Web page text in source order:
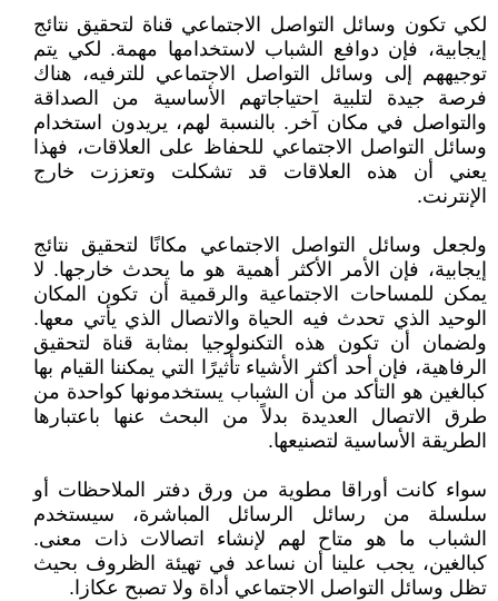
لكي تكون وسائل التواصل الاجتماعي قناة لتحقيق نتائج
إيجابية، فإن دوافع الشباب لاستخدامها مهمة. لكي يتم
توجيههم إلى وسائل التواصل الاجتماعي للترفيه، هناك
فرصة جيدة لتلبية احتياجاتهم الأساسية من الصداقة
والتواصل في مكان آخر. بالنسبة لهم، يريدون استخدام
وسائل التواصل الاجتماعي للحفاظ على العلاقات، فهذا
يعني أن هذه العلاقات قد تشكلت وتعززت خارج
الإنترنت.
ولجعل وسائل التواصل الاجتماعي مكانًا لتحقيق نتائج
إيجابية، فإن الأمر الأكثر أهمية هو ما يحدث خارجها. لا
يمكن للمساحات الاجتماعية والرقمية أن تكون المكان
الوحيد الذي تحدث فيه الحياة والاتصال الذي يأتي معها.
ولضمان أن تكون هذه التكنولوجيا بمثابة قناة لتحقيق
الرفاهية، فإن أحد أكثر الأشياء تأثيرًا التي يمكننا القيام بها
كبالغين هو التأكد من أن الشباب يستخدمونها كواحدة من
طرق الاتصال العديدة بدلاً من البحث عنها باعتبارها
الطريقة الأساسية لتصنيعها.
سواء كانت أوراقا مطوية من ورق دفتر الملاحظات أو
سلسلة من رسائل الرسائل المباشرة، سيستخدم
الشباب ما هو متاح لهم لإنشاء اتصالات ذات معنى.
كبالغين، يجب علينا أن نساعد في تهيئة الظروف بحيث
تظل وسائل التواصل الاجتماعي أداة ولا تصبح عكازا.